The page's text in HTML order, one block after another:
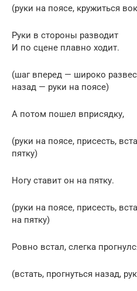
(руки на поясе, кружиться
Руки в стороны разводит
И по сцене плавно ходит.
(шаг вперед — широко
назад — руки на поясе)
А потом пошел вприсядку,
(руки на поясе, присесть,
пятку)
Ногу ставит он на пятку.
(руки на поясе, присесть,
на пятку)
Ровно встал, слегка
(встать, прогнуться назад,